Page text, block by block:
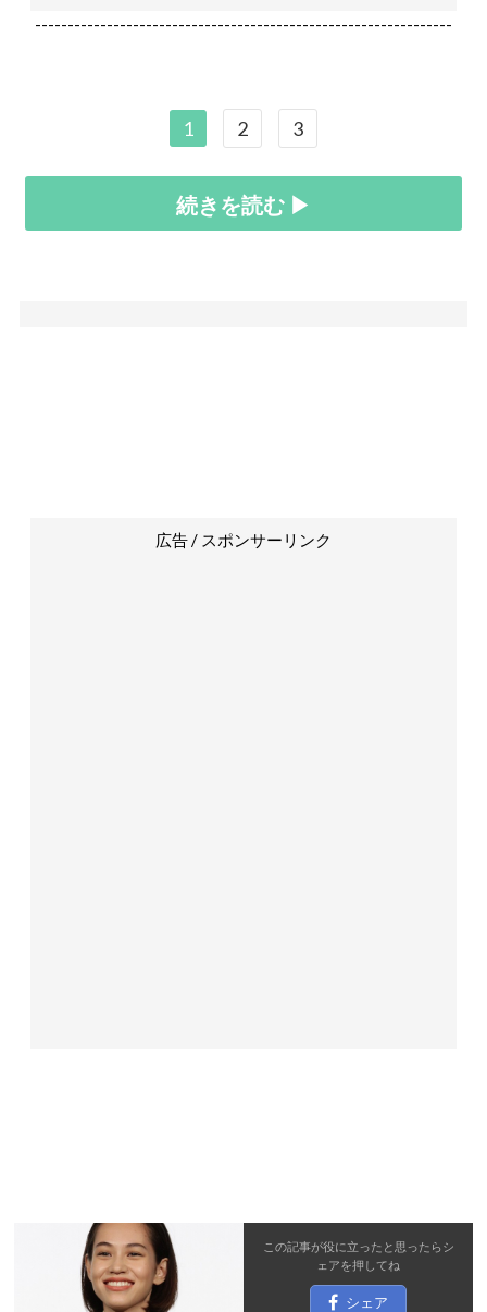
----------------------------------------------------------------
1 2 3
続きを読む ▶
広告 / スポンサーリンク
この記事が役に立ったと思ったらシ
ェアを押してね
シェア